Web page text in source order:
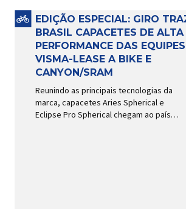
EDIÇÃO ESPECIAL: GIRO
BRASIL CAPACETES DE ALTA
PERFORMANCE DAS EQUIPES
VISMA-LEASE A BIKE E
CANYON/SRAM
Reunindo as principais tecnologias da
marca, capacetes Aries Spherical e
Eclipse Pro Spherical chegam ao país